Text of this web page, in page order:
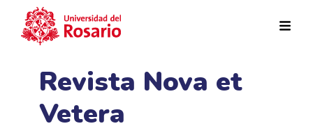
Revista Nova et
Vetera